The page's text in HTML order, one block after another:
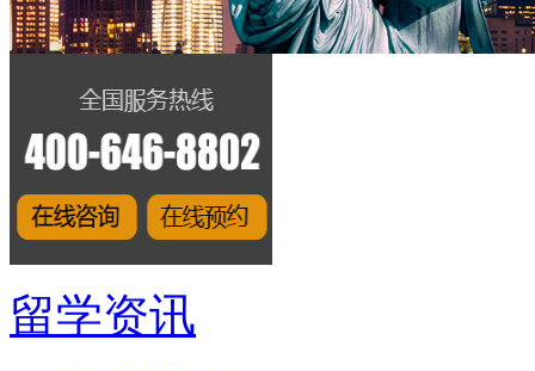
留学资讯